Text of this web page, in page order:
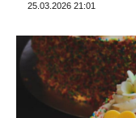
25.03.2026 21:01